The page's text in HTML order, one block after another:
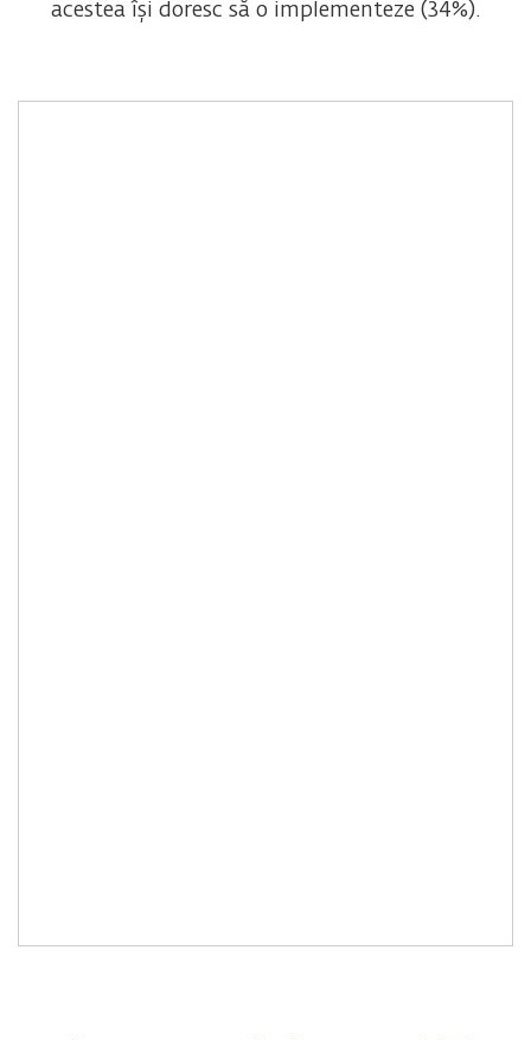
acestea își doresc să o implementeze (34%).